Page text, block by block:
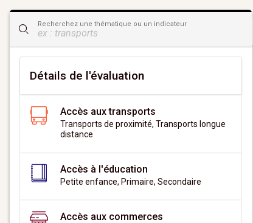
CityScan
widgetRecherchez une thématique ou un indicateur
Détails de l'évaluation
Accès aux transports
Transports de proximité, Transports longue
distance
Accès à l'éducation
Petite enfance, Primaire, Secondaire
Accès aux commerces